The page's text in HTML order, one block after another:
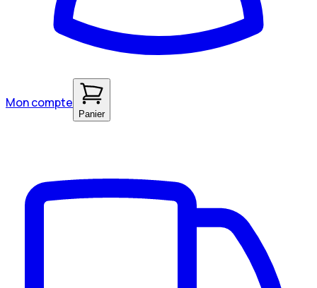
Mon compte
Panier